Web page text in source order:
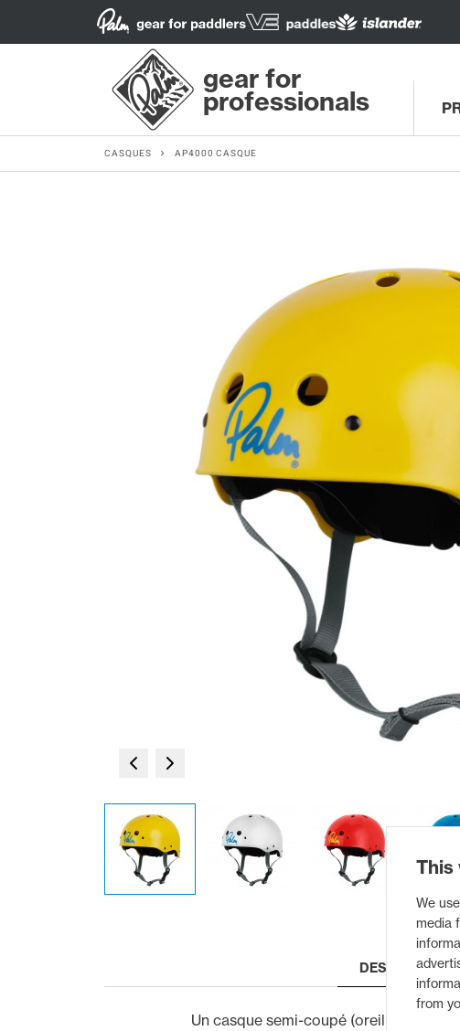
This
We
media
from
gear for
professionals
CASQUES AP4000 CASQUE
DESCRIPTION
Un casque semi-coupé (oreilles